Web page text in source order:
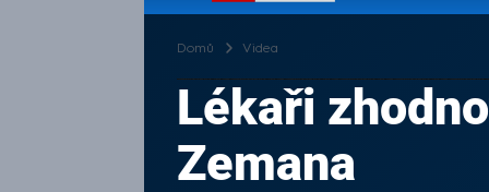
Pořady
Domů Videa
Lékaři
Zemana